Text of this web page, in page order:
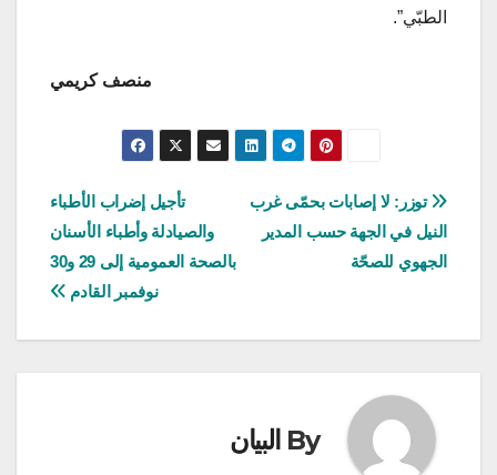
الطبّي”.
منصف كريمي
تصفّح
المقالات
تأجيل إضراب الأطباء
والصيادلة وأطباء الأسنان
بالصحة العمومية إلى 29 و30
نوفمبر القادم
توزر: لا إصابات بحمّى غرب
النيل في الجهة حسب المدير
الجهوي للصحّة
By البيان